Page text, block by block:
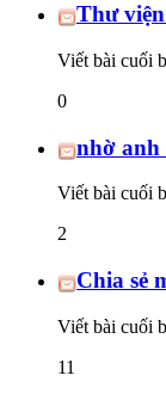
Thư
Viết bài cuối
0
nhờ anh
Viết bài cuối
2
Chia sẻ
Viết bài cuối
11